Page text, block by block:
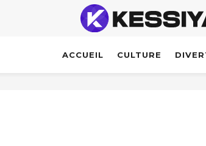
ACCUEIL CULTURE